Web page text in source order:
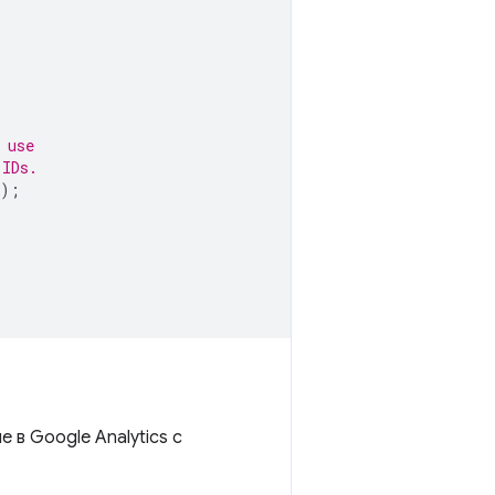
);
в Google Analytics с